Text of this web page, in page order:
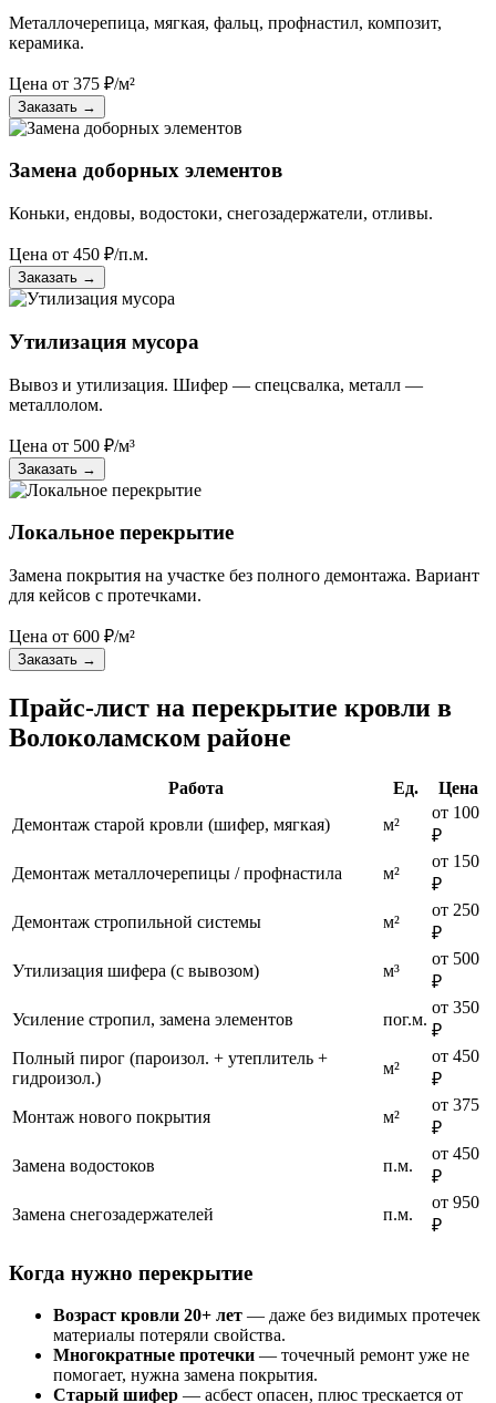
Металлочерепица, мягкая, фальц, профнастил, композит,
керамика.
Цена от 375 ₽/м²
Заказать →
Замена доборных элементов
Коньки, ендовы, водостоки, снегозадержатели, отливы.
Цена от 450 ₽/п.м.
Заказать →
Утилизация мусора
Вывоз и утилизация. Шифер — спецсвалка, металл —
металлолом.
Цена от 500 ₽/м³
Заказать →
Локальное перекрытие
Замена покрытия на участке без полного демонтажа. Вариант
для кейсов с протечками.
Цена от 600 ₽/м²
Заказать →
Прайс-лист на перекрытие кровли в
Волоколамском районе
Работа Ед.
Цена
Демонтаж старой кровли (шифер, мягкая)
м²
от 100
₽
Демонтаж металлочерепицы / профнастила
м²
от 150
₽
Демонтаж стропильной системы
м²
от 250
₽
Утилизация шифера (с вывозом)
м³
от 500
₽
Усиление стропил, замена элементов
пог.м.
от 350
₽
Полный пирог (пароизол. + утеплитель +
гидроизол.)
м²
от 450
₽
Монтаж нового покрытия
м²
от 375
₽
Замена водостоков
п.м.
от 450
₽
Замена снегозадержателей
п.м.
от 950
₽
Когда нужно перекрытие
Возраст кровли 20+ лет — даже без видимых протечек
материалы потеряли свойства.
Многократные протечки — точечный ремонт уже не
помогает, нужна замена покрытия.
Старый шифер — асбест опасен, плюс трескается от